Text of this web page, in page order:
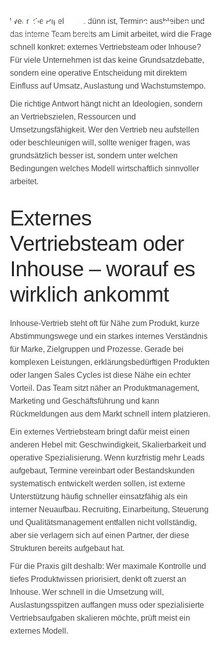
content
Wenn die Pipeline zu dünn ist, Termine ausbleiben und
das interne Team bereits am Limit arbeitet, wird die Frage
schnell konkret: externes Vertriebsteam oder Inhouse?
Für viele Unternehmen ist das keine Grundsatzdebatte,
sondern eine operative Entscheidung mit direktem
Einfluss auf Umsatz, Auslastung und Wachstumstempo.
Die richtige Antwort hängt nicht an Ideologien, sondern
an Vertriebszielen, Ressourcen und
Umsetzungsfähigkeit. Wer den Vertrieb neu aufstellen
oder beschleunigen will, sollte weniger fragen, was
grundsätzlich besser ist, sondern unter welchen
Bedingungen welches Modell wirtschaftlich sinnvoller
arbeitet.
Externes
Vertriebsteam oder
Inhouse – worauf es
wirklich ankommt
Inhouse-Vertrieb steht oft für Nähe zum Produkt, kurze
Abstimmungswege und ein starkes internes Verständnis
für Marke, Zielgruppen und Prozesse. Gerade bei
komplexen Leistungen, erklärungsbedürftigen Produkten
oder langen Sales Cycles ist diese Nähe ein echter
Vorteil. Das Team sitzt näher an Produktmanagement,
Marketing und Geschäftsführung und kann
Rückmeldungen aus dem Markt schnell intern platzieren.
Ein externes Vertriebsteam bringt dafür meist einen
anderen Hebel mit: Geschwindigkeit, Skalierbarkeit und
operative Spezialisierung. Wenn kurzfristig mehr Leads
aufgebaut, Termine vereinbart oder Bestandskunden
systematisch entwickelt werden sollen, ist externe
Unterstützung häufig schneller einsatzfähig als ein
interner Neuaufbau. Recruiting, Einarbeitung, Steuerung
und Qualitätsmanagement entfallen nicht vollständig,
aber sie verlagern sich auf einen Partner, der diese
Strukturen bereits aufgebaut hat.
Für die Praxis gilt deshalb: Wer maximale Kontrolle und
tiefes Produktwissen priorisiert, denkt oft zuerst an
Inhouse. Wer schnell in die Umsetzung will,
Auslastungsspitzen auffangen muss oder spezialisierte
Vertriebsaufgaben skalieren möchte, prüft meist ein
externes Modell.